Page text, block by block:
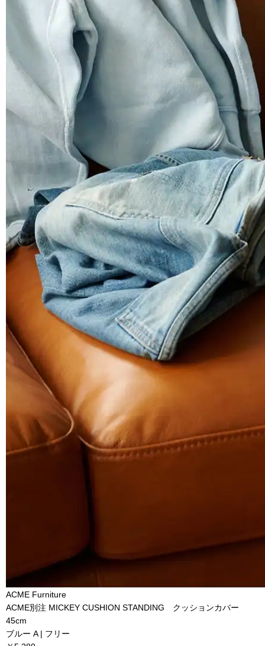
ACME Furniture
ACME別注 MICKEY CUSHION STANDING クッションカバー
45cm
ブルー A | フリー